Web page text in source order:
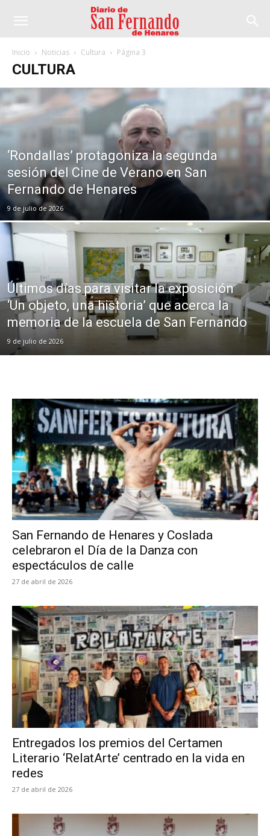
Inicio Noticias Cultura Página 3
CULTURA
‘Rondallas’ protagoniza la segunda
sesión del Cine de Verano en San
Fernando de Henares
9 de julio de 2026
Últimos días para visitar la exposición
‘Un objeto, una historia’ que acerca la
memoria de la escuela de San Fernando
9 de julio de 2026
San Fernando de Henares y Coslada
celebraron el Día de la Danza con
espectáculos de calle
27 de abril de 2026
Entregados los premios del Certamen
Literario ‘RelatArte’ centrado en la vida en
redes
27 de abril de 2026